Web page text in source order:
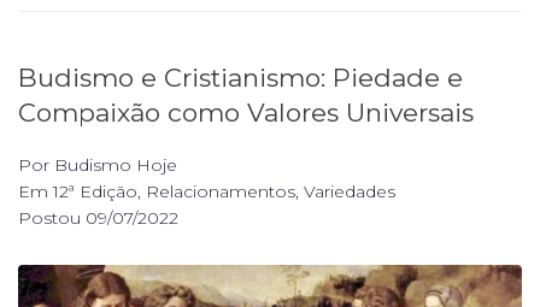
Budismo e Cristianismo: Piedade e
Compaixão como Valores Universais
Por Budismo Hoje
Em12ª Edição, Relacionamentos, Variedades
Postou 09/07/2022